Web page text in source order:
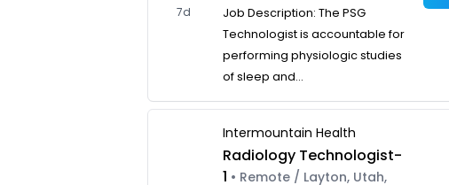
7d
Job Description: The PSG
Technologist is accountable for
performing physiologic studies
of sleep and...
Intermountain Health
Radiology Technologist-
1 • Remote / Layton, Utah,